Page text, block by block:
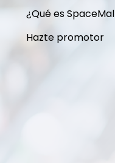
¿Qué es
Hazte promotor